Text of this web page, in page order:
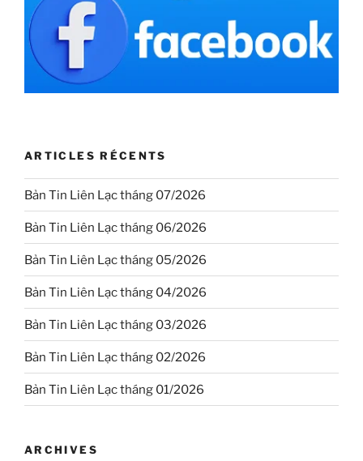
ARTICLES RÉCENTS
Bản Tin Liên Lạc tháng 07/2026
Bản Tin Liên Lạc tháng 06/2026
Bản Tin Liên Lạc tháng 05/2026
Bản Tin Liên Lạc tháng 04/2026
Bản Tin Liên Lạc tháng 03/2026
Bản Tin Liên Lạc tháng 02/2026
Bản Tin Liên Lạc tháng 01/2026
ARCHIVES